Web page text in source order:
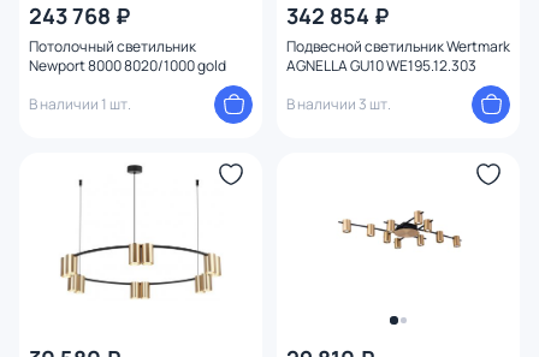
243 768 ₽
Потолочный светильник
Newport 8000 8020/1000 gold
В наличии 1 шт.
342 854 ₽
Подвесной светильник Wertmark
AGNELLA GU10 WE195.12.303
В наличии 3 шт.